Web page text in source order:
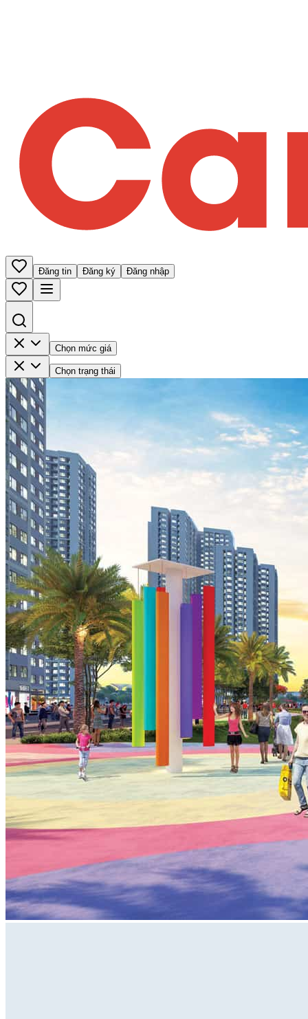
Đăng tin Đăng ký Đăng nhập
Chọn mức giá
Chọn trạng thái